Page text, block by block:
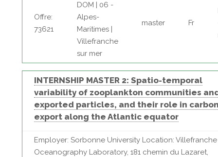
Offre:
73621
DOM | 06 -
Alpes-
Maritimes |
Villefranche
sur mer
master Fr
INTERNSHIP MASTER 2: Spatio-temporal
variability of zooplankton communities
exported particles, and their role in
export along the Atlantic equator
Employer: Sorbonne University Location: Villefranche
Oceanography Laboratory, 181 chemin du Lazaret,